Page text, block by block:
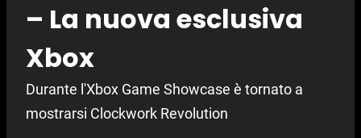
– La nuova esclusiva
Xbox
Durante l'Xbox Game Showcase è tornato a
mostrarsi Clockwork Revolution